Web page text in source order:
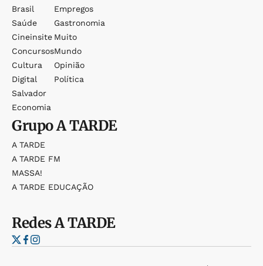
Brasil
Saúde
Cineinsite
Concursos
Cultura
Digital
Salvador
Economia
Empregos
Gastronomia
Muito
Mundo
Opinião
Política
GrupoA TARDE
A TARDE
A TARDE FM
MASSA!
A TARDE EDUCAÇÃO
RedesA TARDE